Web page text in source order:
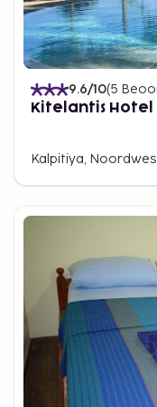
9.6/10(5
Kitelantis Hotel
Kalpitiya,